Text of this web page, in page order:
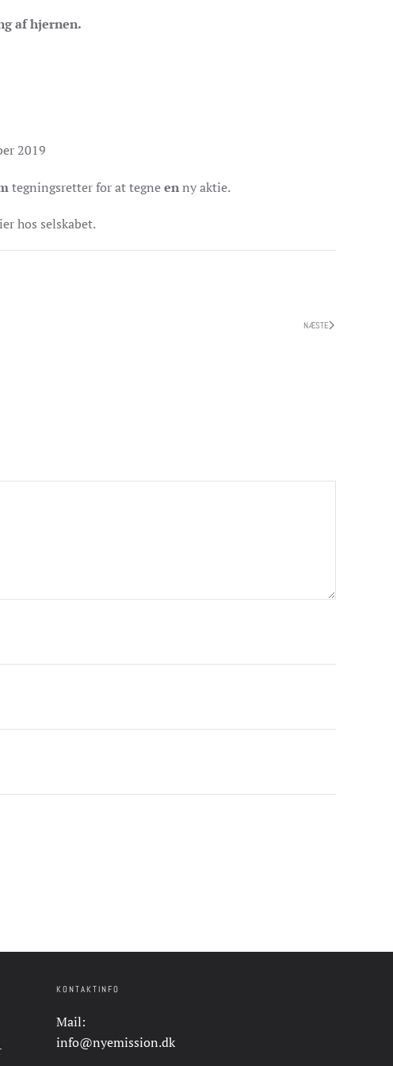
af hjernen.
2019
tegningsretter for at tegneenny aktie.
hos selskabet.
NÆSTE
KONTAKTINFO
Mail:
info@nyemission.dk